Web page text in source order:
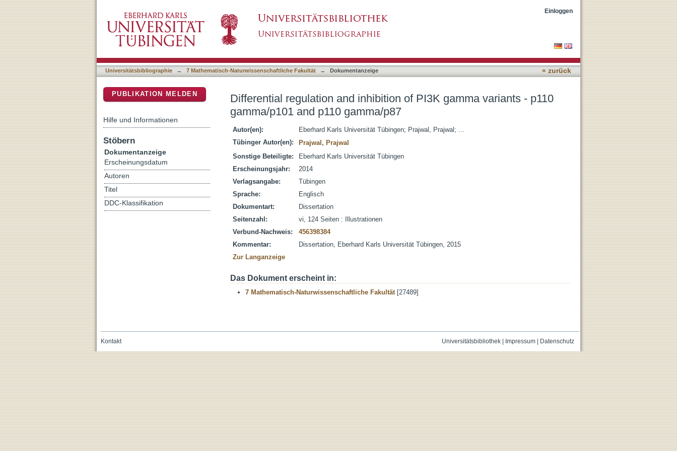
gamma/p87
Einloggen
Universitätsbibliographie → 7 Mathematisch-Naturwissenschaftliche Fakultät → Dokumentanzeige « zurück
Differential regulation and inhibition of PI3K gamma variants - p110
gamma/p101 and p110 gamma/p87
Autor(en):
Eberhard Karls Universität Tübingen; Prajwal, Prajwal; ...
Tübinger Autor(en):
Prajwal, Prajwal
Sonstige Beteiligte:
Eberhard Karls Universität Tübingen
Erscheinungsjahr:
2014
Verlagsangabe:
Tübingen
Sprache:
Englisch
Dokumentart:
Dissertation
Seitenzahl:
vi, 124 Seiten : Illustrationen
Verbund-Nachweis:
456398384
Kommentar:
Dissertation, Eberhard Karls Universität Tübingen, 2015
Zur Langanzeige
Das Dokument erscheint in:
7 Mathematisch-Naturwissenschaftliche Fakultät[27489]
PUBLIKATION MELDEN
Hilfe und Informationen
Stöbern
Dokumentanzeige
Erscheinungsdatum
Autoren
Titel
DDC-Klassifikation
Universitätsbibliothek| Impressum| Datenschutz
Kontakt